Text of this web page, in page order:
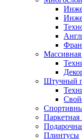
Массивная
Штучный
Плинтусы